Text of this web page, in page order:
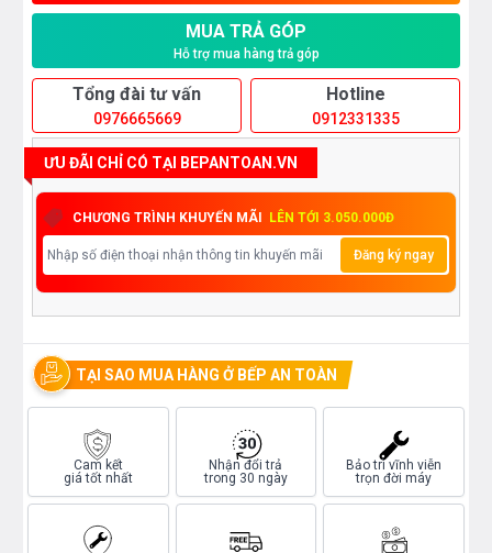
MUA TRẢ GÓP
Hỗ trợ mua hàng trả góp
Tổng đài tư vấn
0976665669
Hotline
0912331335
ƯU ĐÃI CHỈ CÓ TẠI BEPANTOAN.VN
CHƯƠNG TRÌNH KHUYẾN MÃI LÊN TỚI 3.050.000Đ
Đăng ký ngay
TẠI SAO MUA HÀNG Ở BẾP AN TOÀN
Cam kết
giá tốt nhất
Nhận đổi trả
trong 30 ngày
Bảo trì vĩnh viễn
trọn đời máy